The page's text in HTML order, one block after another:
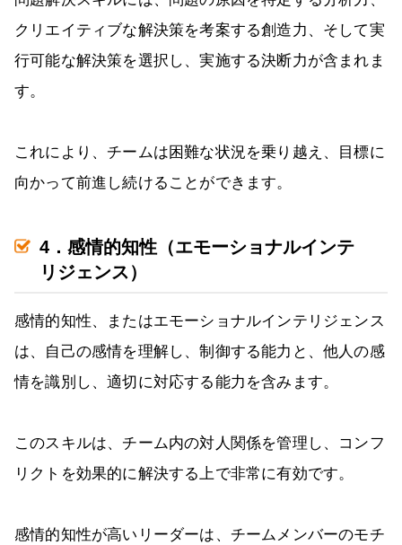
クリエイティブな解決策を考案する創造力、そして実
行可能な解決策を選択し、実施する決断力が含まれま
す。
これにより、チームは困難な状況を乗り越え、目標に
向かって前進し続けることができます。
4．感情的知性（エモーショナルインテ
リジェンス）
感情的知性、またはエモーショナルインテリジェンス
は、自己の感情を理解し、制御する能力と、他人の感
情を識別し、適切に対応する能力を含みます。
このスキルは、チーム内の対人関係を管理し、コンフ
リクトを効果的に解決する上で非常に有効です。
感情的知性が高いリーダーは、チームメンバーのモチ